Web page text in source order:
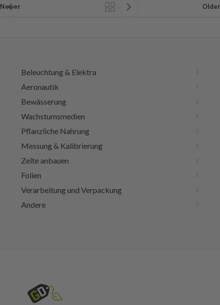
Newer Older
Beleuchtung & Elektra
Aeronautik
Bewässerung
Wachstumsmedien
Pflanzliche Nahrung
Messung & Kalibrierung
Zelte anbauen
Folien
Verarbeitung und Verpackung
Andere